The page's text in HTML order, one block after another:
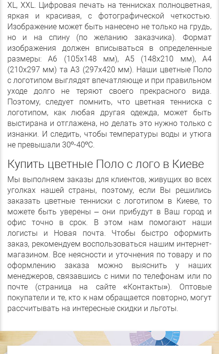
XL, XXL. Цифровая печать на теннисках полноцветная,
яркая и красивая, с фотографической четкостью.
Изображение может быть нанесено не только на грудь,
но и на спину (по желанию заказчика). Формат
изображения должен вписываться в определенные
размеры: А6 (105х148 мм), А5 (148х210 мм), А4
(210х297 мм) та А3 (297х420 мм). Наши цветные Поло
с логотипом выглядят впечатляюще и при правильном
уходе долго не теряют своего прекрасного вида.
Поэтому, следует помнить, что цветная тенниска с
логотипом, как любая другая одежда, может быть
выстирана и отглажена, но делать это нужно только с
изнанки. И следить, чтобы температуры воды и утюга
не превышали 30º-40ºС.
Купить цветные Поло с лого в Киеве
Мы выполняем заказы для клиентов, живущих во всех
уголках нашей страны, поэтому, если Вы решились
заказать цветные тенниски с логотипом в Киеве, то
можете быть уверены – они прибудут в Ваш город и
офис точно в срок. В этом нам помогают наши
логисты и Новая почта. Чтобы быстро оформить
заказ, рекомендуем воспользоваться нашим интернет-
магазином. Все неясности и уточнения по товару и по
оформлению заказа можно выяснить у наших
менеджеров, связавшись с ними по телефонам или по
почте (страница на сайте «Контакты»). Оптовые
покупатели и те, кто к нам обращается повторно, могут
рассчитывать на интересные скидки и льготы.